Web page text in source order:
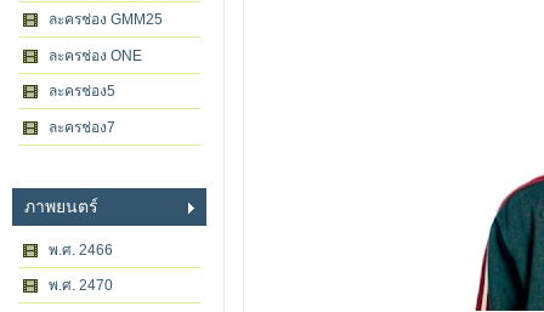
ละครช่อง GMM25
ละครช่อง ONE
ละครช่อง5
ละครช่อง7
ภาพยนตร์
พ.ศ. 2466
พ.ศ. 2470